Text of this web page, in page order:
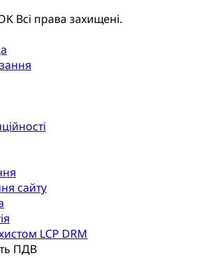
Всі права захищені.
сайту
LCP DRM
ПДВ